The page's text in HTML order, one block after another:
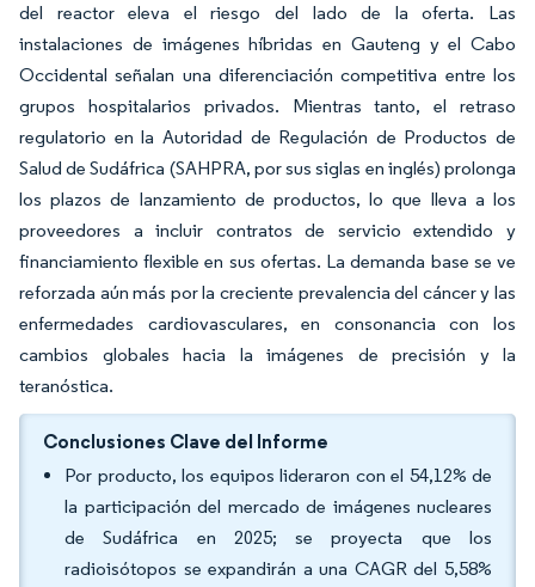
del reactor eleva el riesgo del lado de la oferta. Las
instalaciones de imágenes híbridas en Gauteng y el Cabo
Occidental señalan una diferenciación competitiva entre los
grupos hospitalarios privados. Mientras tanto, el retraso
regulatorio en la Autoridad de Regulación de Productos de
Salud de Sudáfrica (SAHPRA, por sus siglas en inglés) prolonga
los plazos de lanzamiento de productos, lo que lleva a los
proveedores a incluir contratos de servicio extendido y
financiamiento flexible en sus ofertas. La demanda base se ve
reforzada aún más por la creciente prevalencia del cáncer y las
enfermedades cardiovasculares, en consonancia con los
cambios globales hacia la imágenes de precisión y la
teranóstica.
Conclusiones Clave del Informe
Por producto, los equipos lideraron con el 54,12% de
la participación del mercado de imágenes nucleares
de Sudáfrica en 2025; se proyecta que los
radioisótopos se expandirán a una CAGR del 5,58%